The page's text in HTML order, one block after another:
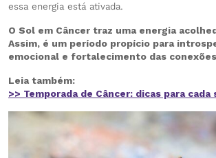
essa energia está ativada.
O Sol em Câncer traz uma energia
Assim, é um período propício para
emocional e fortalecimento das
Leia também:
>> Temporada de Câncer: dicas para